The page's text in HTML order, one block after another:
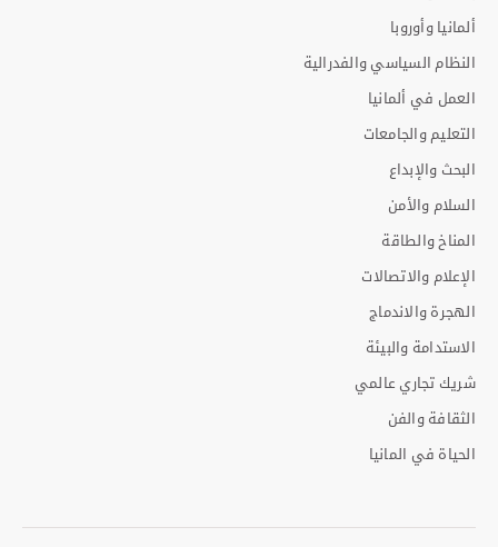
ألمانيا وأوروبا
النظام السياسي والفدرالية
العمل في ألمانيا
التعليم والجامعات
البحث والإبداع
السلام والأمن
المناخ والطاقة
الإعلام والاتصالات
الهجرة والاندماج
الاستدامة والبيئة
شريك تجاري عالمي
الثقافة والفن
الحياة في المانيا